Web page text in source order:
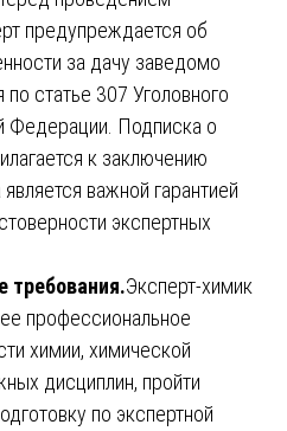
предупреждается об
за дачу заведомо
статье 307 Уголовного
Федерации. Подписка о
к заключению
важной гарантией
экспертных
требования.Эксперт-химик
профессиональное
химии, химической
дисциплин, пройти
по экспертной